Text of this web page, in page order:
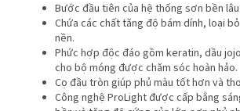
Bước đầu tiên của hệ thống sơn bền lâu
Chứa các chất tăng độ bám dính, loại
nền.
Phức hợp độc đáo gồm keratin, dầu
cho bộ móng được chăm sóc hoàn hảo.
Cọ đầu tròn giúp phủ màu tốt hơn và
Công nghệ ProLight được cấp bằng